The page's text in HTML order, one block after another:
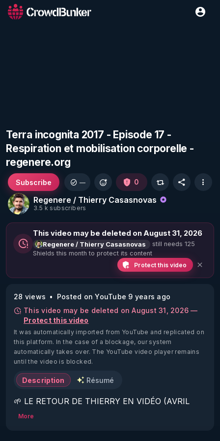
Terra incognita 2017 - Episode 17 -
Respiration et mobilisation corporelle -
regenere.org
Regenere / Thierry Casasnovas
3.5 k subscribers
Subscribe — 0
This video may be deleted on August 31, 2026
Regenere / Thierry Casasnovas
still needs 125
Shields this month to protect its content
Protect this video
28 views
Posted on YouTube 9 years ago
This video may be deleted on August 31, 2026 —
Protect this video
It was automatically imported from YouTube and replicated on
this platform. In the case of a blockage, our system
automatically takes over. The YouTube video player remains
until the video is blocked.
Description Résumé
🌱 LE RETOUR DE THIERRY EN VIDÉO (AVRIL
2022)!
More